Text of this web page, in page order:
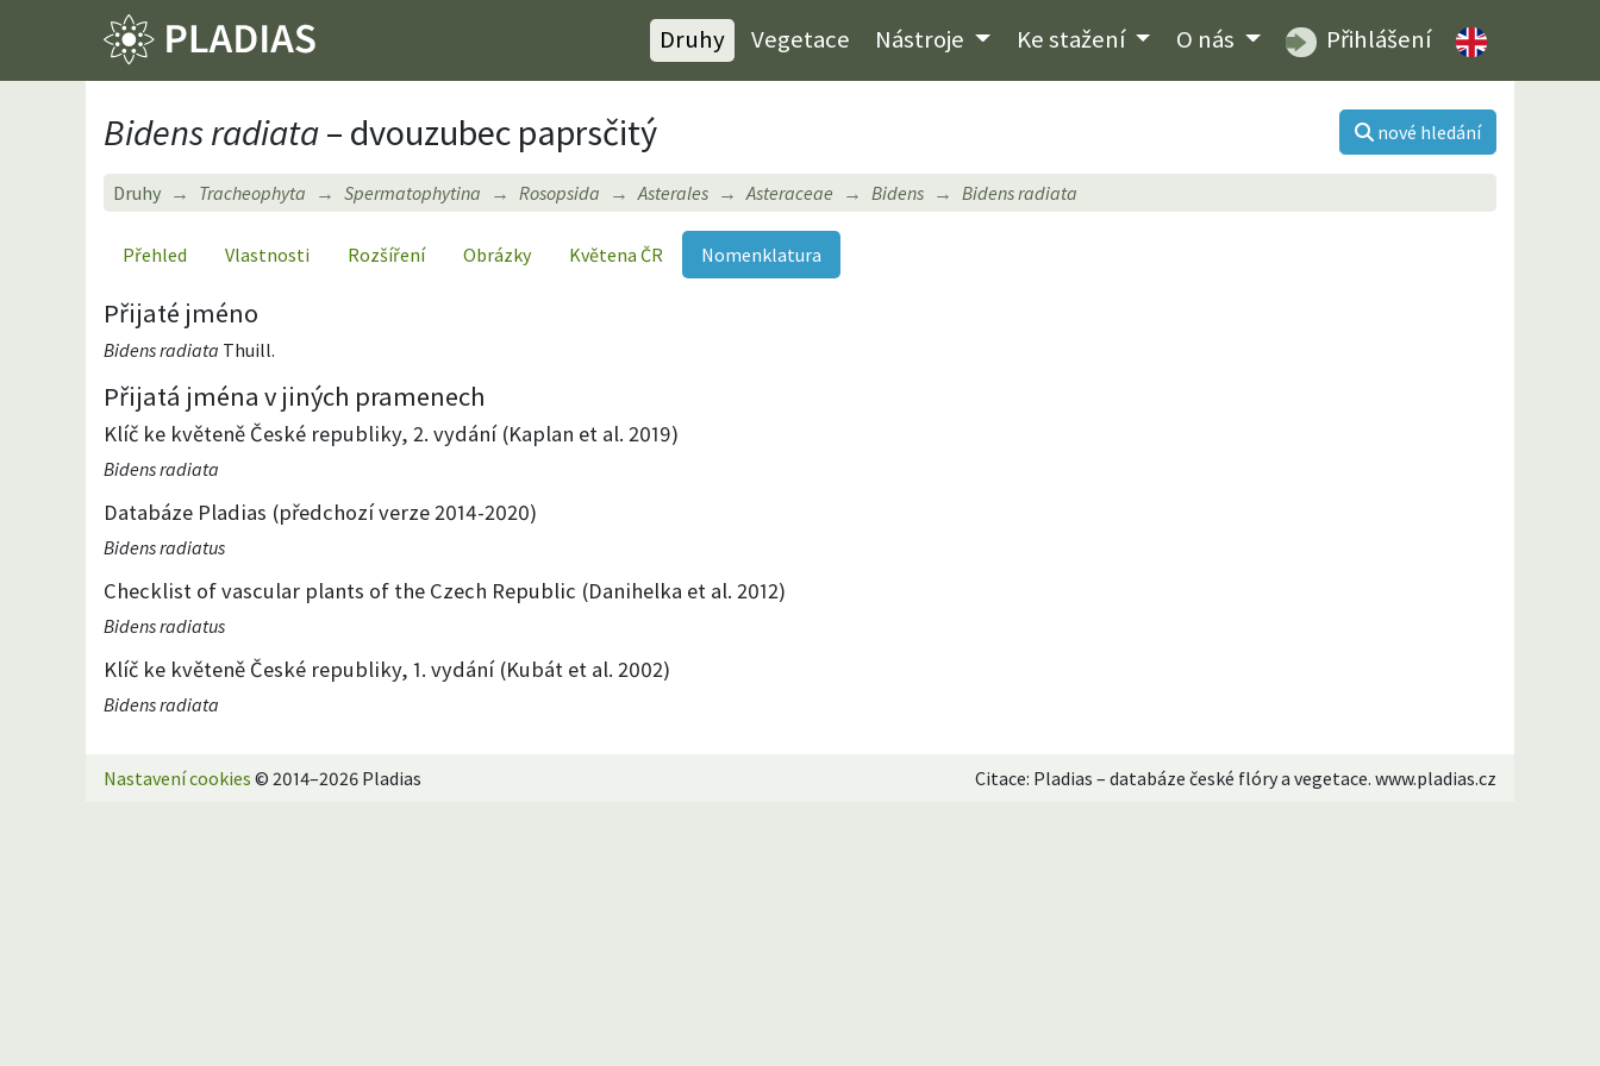
Druhy Vegetace Nástroje Ke stažení O nás Přihlášení
Bidens radiata– dvouzubec paprsčitý nové hledání
Druhy Tracheophyta Spermatophytina Rosopsida Asterales Asteraceae Bidens Bidens radiata
Přehled Vlastnosti Rozšíření Obrázky Květena ČR Nomenklatura
Přijaté jméno
Bidens radiata Thuill.
Přijatá jména v jiných pramenech
Klíč ke květeně České republiky, 2. vydání (Kaplan et al. 2019)
Bidens radiata
Databáze Pladias (předchozí verze 2014-2020)
Bidens radiatus
Checklist of vascular plants of the Czech Republic (Danihelka et al. 2012)
Bidens radiatus
Klíč ke květeně České republiky, 1. vydání (Kubát et al. 2002)
Bidens radiata
Nastavení cookies © 2014–2026 Pladias Citace: Pladias – databáze české flóry a vegetace. www.pladias.cz